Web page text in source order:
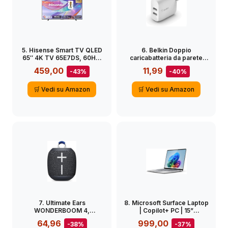
5. Hisense Smart TV QLED
65″ 4K TV 65E7DS, 60Hz,
Audio Dolby Atmos, VIDAA
OS con 1000+ APP, Dolby
Vision IQ, HDR 10+, Game
Mode Plus, Bluetooth, Wifi,
Alexa Built-in, AirPlay2,
459,00 -43%
🛒 Vedi su Amazon
6. Belkin Doppio
caricabatteria da parete
USB-A da 24 W Boost
Charge (per iPhone 14, 14
Plus, 14 Pro, 14 Pro Max,
iPhone 13, iPhone 12,
Samsung Galaxy S23,
11,99 -40%
🛒 Vedi su Amazon
7. Ultimate Ears
WONDERBOOM 4,
altoparlante Bluetooth
portatile impermeabile con
64,96 -38%
8. Microsoft Surface Laptop
| Copilot+ PC | 15”
Touchscreen |
Snapdragon® X Elite | 16GB
999,00 -37%